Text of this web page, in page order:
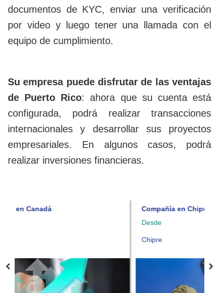
documentos de KYC, enviar una verificación
por video y luego tener una llamada con el
equipo de cumplimiento.
Su empresa puede disfrutar de las ventajas
de Puerto Rico: ahora que su cuenta está
configurada, podrá realizar transacciones
internacionales y desarrollar sus proyectos
empresariales. En algunos casos, podrá
realizar inversiones financieras.
Compañía en Chipre